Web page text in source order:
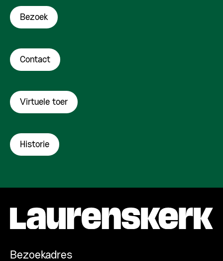
Bezoek
Contact
Virtuele toer
Historie
Bezoekadres